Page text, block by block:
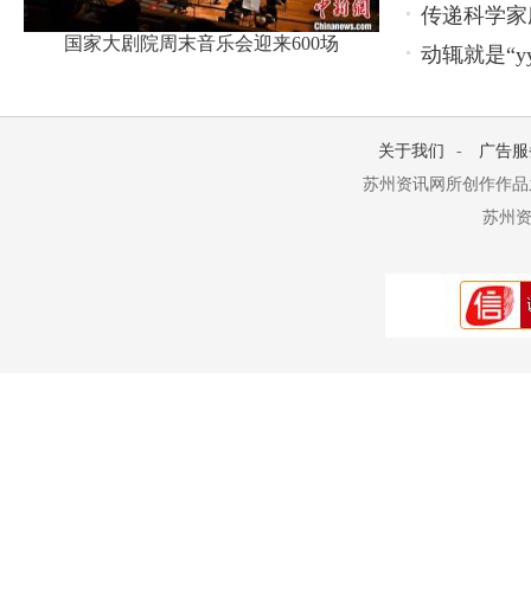
国家大剧院周末音乐会迎来600场
传递科学
动辄就是
关于我们 -
广告
苏州资讯网所创作作
苏州